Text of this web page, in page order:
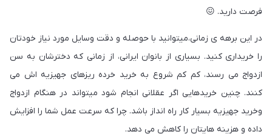
فرصت دارید. 😖
در این برهه ی زمانی،میتوانید با حوصله و دقت وسایل مورد نیاز خودتان
را خریداری کنید. بسیاری از بانوان ایرانی، از زمانی که دخترشان به سن
ازدواج می رسند، کم کم شروع به خرید خرده ریزهای جهیزیه اش می
کنند. چنین خریدهایی اگر عقلانی انجام شود میتواند در هنگام ازدواج
وخرید جهیزیه بسیار کار راه انداز باشد. چرا که سرعت عمل شما را افزایش
داده و هزینه هایتان را کاهش می دهد.